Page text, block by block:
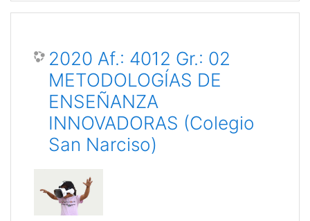
2020 Af.: 4012 Gr.: 02
METODOLOGÍAS DE
ENSEÑANZA
INNOVADORAS (Colegio
San Narciso)